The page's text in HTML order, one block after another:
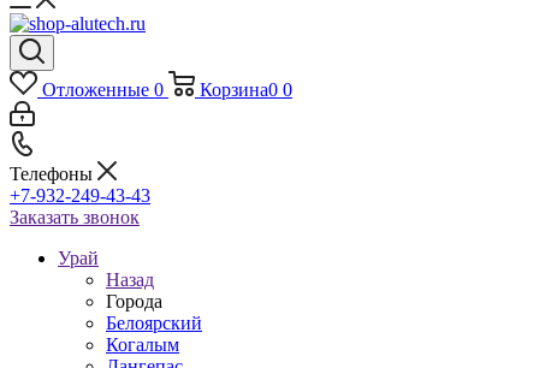
Отложенные 0 Корзина0 0
Телефоны
+7-932-249-43-43
Заказать звонок
Урай
Назад
Города
Белоярский
Когалым